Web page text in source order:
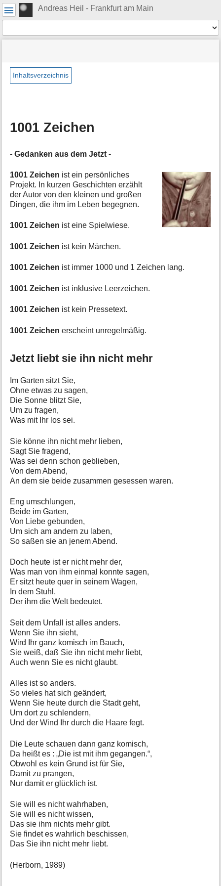
Andreas Heil - Frankfurt am Main
Werkzeuge
Benutzer-
Werkzeuge
befinden
sich
hier:
»
Passion
»
Seiten-
Werkzeuge
i
o
m
a
t
i
n
e
z
r
e
t
Inhaltsverzeichnis
1001 Zeichen
- Gedanken aus dem Jetzt -
1001 Zeichen ist ein persönliches
Projekt. In kurzen Geschichten erzählt
der Autor von den kleinen und großen
Dingen, die ihm im Leben begegnen.
1001 Zeichen ist eine Spielwiese.
1001 Zeichen ist kein Märchen.
1001 Zeichen ist immer 1000 und 1 Zeichen lang.
1001 Zeichen ist inklusive Leerzeichen.
1001 Zeichen ist kein Pressetext.
1001 Zeichen erscheint unregelmäßig.
Jetzt liebt sie ihn nicht mehr
Im Garten sitzt Sie,
Ohne etwas zu sagen,
Die Sonne blitzt Sie,
Um zu fragen,
Was mit Ihr los sei.
Sie könne ihn nicht mehr lieben,
Sagt Sie fragend,
Was sei denn schon geblieben,
Von dem Abend,
An dem sie beide zusammen gesessen waren.
Eng umschlungen,
Beide im Garten,
Von Liebe gebunden,
Um sich am andern zu laben,
So saßen sie an jenem Abend.
Doch heute ist er nicht mehr der,
Was man von ihm einmal konnte sagen,
Er sitzt heute quer in seinem Wagen,
In dem Stuhl,
Der ihm die Welt bedeutet.
Seit dem Unfall ist alles anders.
Wenn Sie ihn sieht,
Wird Ihr ganz komisch im Bauch,
Sie weiß, daß Sie ihn nicht mehr liebt,
Auch wenn Sie es nicht glaubt.
Alles ist so anders.
So vieles hat sich geändert,
Wenn Sie heute durch die Stadt geht,
Um dort zu schlendern,
Und der Wind Ihr durch die Haare fegt.
Die Leute schauen dann ganz komisch,
Da heißt es : „Die ist mit ihm gegangen.“,
Obwohl es kein Grund ist für Sie,
Damit zu prangen,
Nur damit er glücklich ist.
Sie will es nicht wahrhaben,
Sie will es nicht wissen,
Das sie ihm nichts mehr gibt.
Sie findet es wahrlich beschissen,
Das Sie ihn nicht mehr liebt.
(Herborn, 1989)